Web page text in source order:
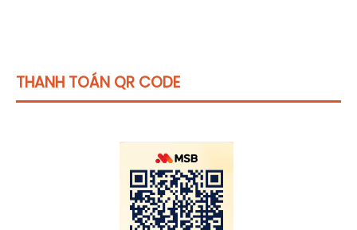
THANH TOÁN QR CODE